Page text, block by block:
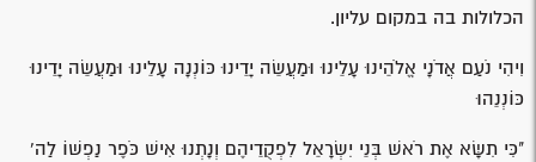
הכלולות בה במקום עליון.
וִיהִי נֹעַם אֲדֹנָי אֱלֹהֵינוּ עָלֵינוּ וּמַעֲשֵׂה יָדֵינוּ כּוֹנְנָה עָלֵינוּ וּמַעֲשֵׂה יָדֵינוּ
כּוֹנְנֵהוּ
"כִּי תִשָּׂא אֶת רֹאשׁ בְּנֵי יִשְׂרָאֵל לִפְקֻדֵיהֶם וְנָתְנוּ אִישׁ כֹּפֶר נַפְשׁוֹ לַה'